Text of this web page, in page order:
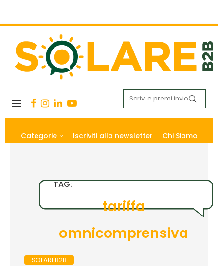
Categorie Iscriviti alla newsletter Chi Siamo
TAG:
tariffa
omnicomprensiva
SOLAREB2B